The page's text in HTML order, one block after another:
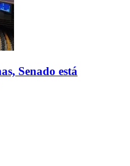
Senado está